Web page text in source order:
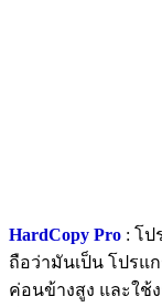
HardCopy Pro : โป
ถือว่ามันเป็น โปรแ
ค่อนข้างสูง และใช้